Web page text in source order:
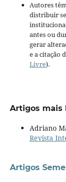
Autores
distribuir
antes ou
gerar
e a citação
Livre).
Artigos mais
Adriano
Revista
Artigos